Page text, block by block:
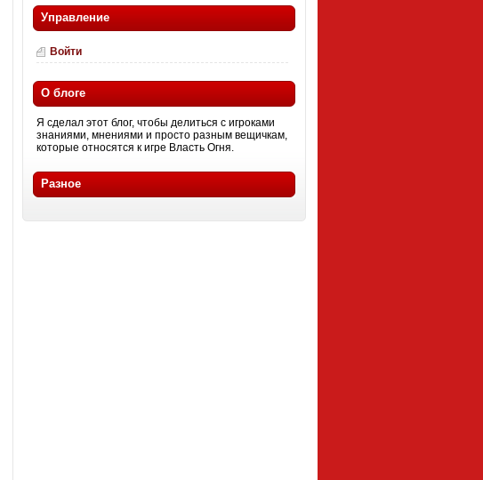
Управление
Войти
О блоге
Я сделал этот блог, чтобы делиться с игроками
знаниями, мнениями и просто разным вещичкам,
которые относятся к игре Власть Огня.
Разное